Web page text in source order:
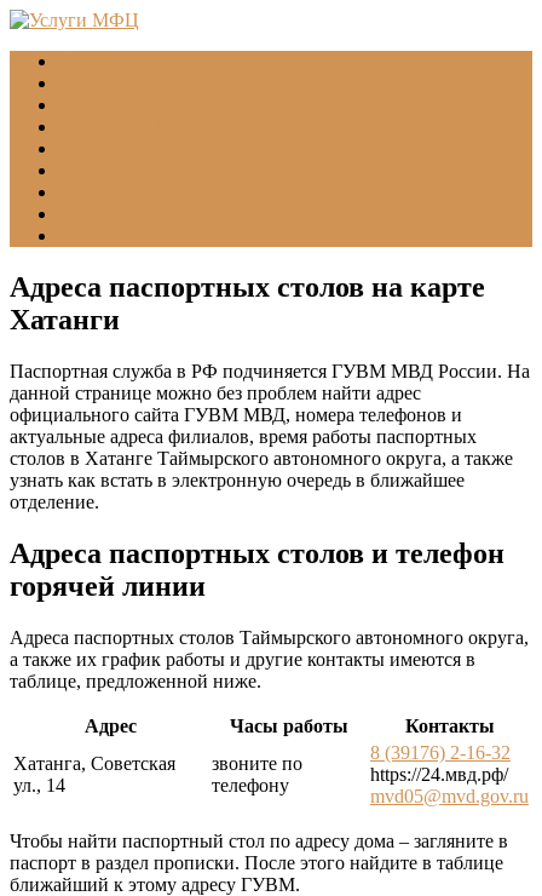
Адреса паспортных столов на карте
Хатанги
Паспортная служба в РФ подчиняется ГУВМ МВД России. На
данной странице можно без проблем найти адрес
официального сайта ГУВМ МВД, номера телефонов и
актуальные адреса филиалов, время работы паспортных
столов в Хатанге Таймырского автономного округа, а также
узнать как встать в электронную очередь в ближайшее
отделение.
Адреса паспортных столов и телефон
горячей линии
Адреса паспортных столов Таймырского автономного округа,
а также их график работы и другие контакты имеются в
таблице, предложенной ниже.
Адрес Часы работы
Контакты
Хатанга, Советская
ул., 14
звоните по
телефону
8 (39176) 2-16-32
https://24.мвд.рф/
mvd05@mvd.gov.ru
Чтобы найти паспортный стол по адресу дома – загляните в
паспорт в раздел прописки. После этого найдите в таблице
ближайший к этому адресу ГУВМ.